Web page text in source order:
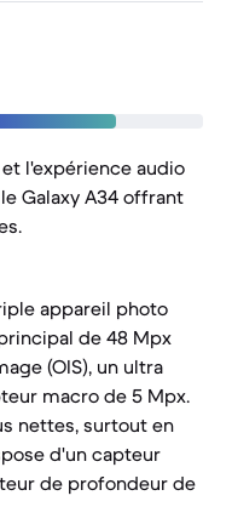
l'expérience audio
Galaxy A34 offrant
appareil photo
de 48 Mpx
(OIS), un ultra
macro de 5 Mpx.
nettes, surtout en
d'un capteur
de profondeur de